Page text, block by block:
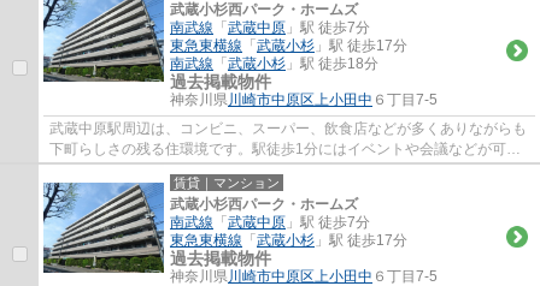
武蔵小杉西パーク・ホームズ
南武線 「 武蔵中原 」駅 徒歩7分
東急東横線 「 武蔵小杉 」駅 徒歩17分
南武線 「 武蔵小杉 」駅 徒歩18分
過去掲載物件
神奈川県川崎市中原区上小田中 ６丁目7-5
武蔵中原駅周辺は、コンビニ、スーパー、飲食店などが多くありながらも
下町らしさの残る住環境です。駅徒歩1分にはイベントや会議などが可能
な「エポック中原」がございます。田園都市...
賃貸｜マンション
武蔵小杉西パーク・ホームズ
南武線 「 武蔵中原 」駅 徒歩7分
東急東横線 「 武蔵小杉 」駅 徒歩17分
過去掲載物件
神奈川県川崎市中原区上小田中 ６丁目7-5